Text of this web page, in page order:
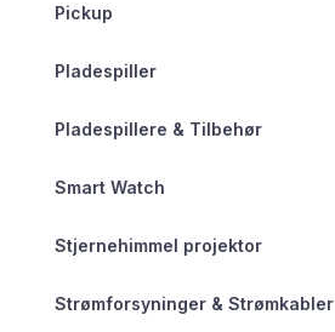
Pickup
Pladespiller
Pladespillere & Tilbehør
Smart Watch
Stjernehimmel projektor
Strømforsyninger & Strømkabler